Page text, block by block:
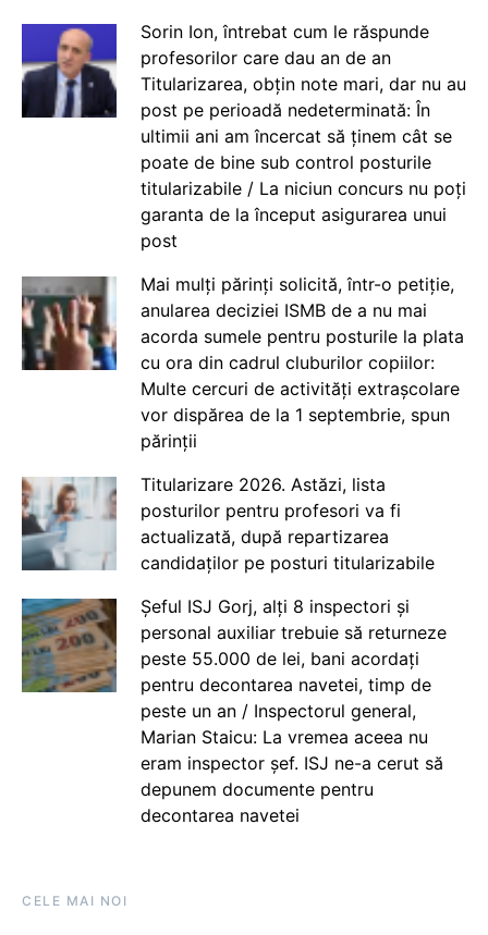
Sorin Ion, întrebat cum le răspunde
profesorilor care dau an de an
Titularizarea, obțin note mari, dar nu au
post pe perioadă nedeterminată: În
ultimii ani am încercat să ținem cât se
poate de bine sub control posturile
titularizabile / La niciun concurs nu poți
garanta de la început asigurarea unui
post
Mai mulți părinți solicită, într-o petiție,
anularea deciziei ISMB de a nu mai
acorda sumele pentru posturile la plata
cu ora din cadrul cluburilor copiilor:
Multe cercuri de activități extrașcolare
vor dispărea de la 1 septembrie, spun
părinții
Titularizare 2026. Astăzi, lista
posturilor pentru profesori va fi
actualizată, după repartizarea
candidaților pe posturi titularizabile
Șeful ISJ Gorj, alți 8 inspectori și
personal auxiliar trebuie să returneze
peste 55.000 de lei, bani acordați
pentru decontarea navetei, timp de
peste un an / Inspectorul general,
Marian Staicu: La vremea aceea nu
eram inspector șef. ISJ ne-a cerut să
depunem documente pentru
decontarea navetei
CELE MAI NOI